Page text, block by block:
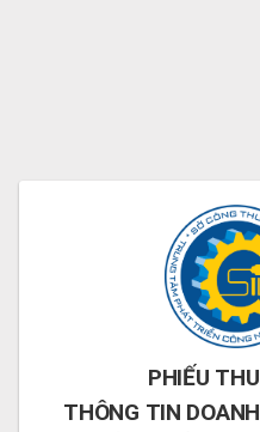
PHIẾU
THÔNG TIN